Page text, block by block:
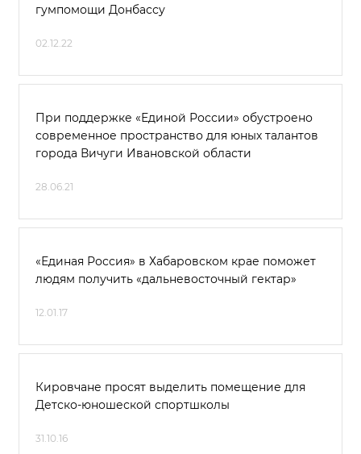
гумпомощи Донбассу
02.12.22
При поддержке «Единой России» обустроено
современное пространство для юных талантов
города Вичуги Ивановской области
28.06.21
«Единая Россия» в Хабаровском крае поможет
людям получить «дальневосточный гектар»
12.01.17
Кировчане просят выделить помещение для
Детско-юношеской спортшколы
31.10.16